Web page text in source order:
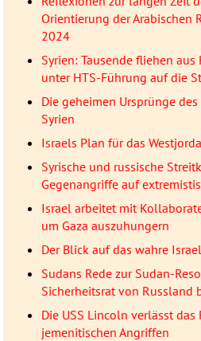
Orientierung der Arabischen
2024
Syrien: Tausende fliehen
unter HTS-Führung auf die
Die geheimen Ursprünge
Syrien
Israels Plan für das
Syrische und russische
Gegenangriffe auf
Israel arbeitet mit
um Gaza auszuhungern
Der Blick auf das wahre Israel
Sudans Rede zur Sudan-
Sicherheitsrat von Russland
Die USS Lincoln verlässt
jemenitischen Angriffen